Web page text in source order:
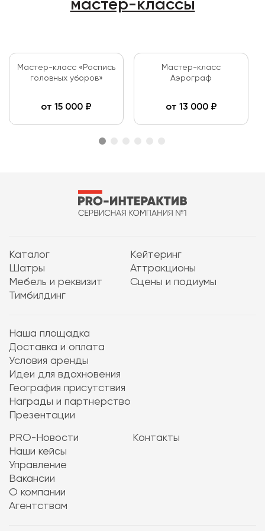
мастер-классы
Мастер-класс «Роспись
головных уборов»
от 15 000 ₽
Мастер-класс
Аэрограф
от 13 000₽
Каталог
Кейтеринг
Шатры
Аттракционы
Мебель и реквизит
Сцены и подиумы
Тимбилдинг
Наша площадка
Доставка и оплата
Условия аренды
Идеи для вдохновения
География присутствия
Награды и партнерство
Презентации
PRO-Новости
Наши кейсы
Управление
Вакансии
О компании
Агентствам
Контакты